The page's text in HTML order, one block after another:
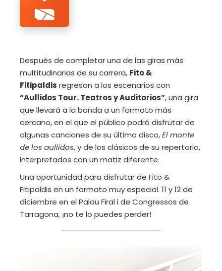
Después de completar una de las giras más
multitudinarias de su carrera, Fito &
Fitipaldis regresan a los escenarios con
“Aullidos Tour. Teatros y Auditorios”, una gira
que llevará a la banda a un formato más
cercano, en el que el público podrá disfrutar de
algunas canciones de su último disco,El monte
de los aullidos, y de los clásicos de su repertorio,
interpretados con un matiz diferente.
Una oportunidad para disfrutar de Fito &
Fitipaldis en un formato muy especial. 11 y 12 de
diciembre en el Palau Firal i de Congressos de
Tarragona, ¡no te lo puedes perder!